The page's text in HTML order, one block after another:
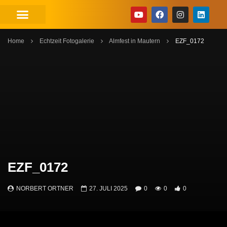
Home Echtzeit Fotogalerie Almfest in Mautern EZF_0172
EZF_0172
NORBERT ORTNER 27. JULI 2025 0 0 0